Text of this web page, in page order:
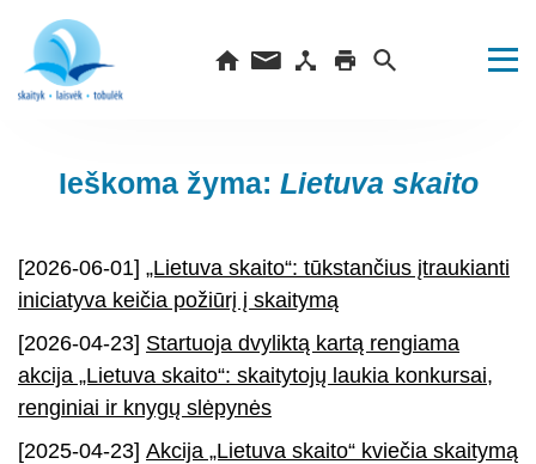
Ieškoma žyma: Lietuva skaito
[2026-06-01] „Lietuva skaito“: tūkstančius įtraukianti
iniciatyva keičia požiūrį į skaitymą
[2026-04-23] Startuoja dvyliktą kartą rengiama
akcija „Lietuva skaito“: skaitytojų laukia konkursai,
renginiai ir knygų slėpynės
[2025-04-23] Akcija „Lietuva skaito“ kviečia skaitymą